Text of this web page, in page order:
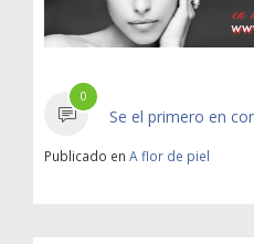
0
Se el primero en
Publicado en A flor de piel